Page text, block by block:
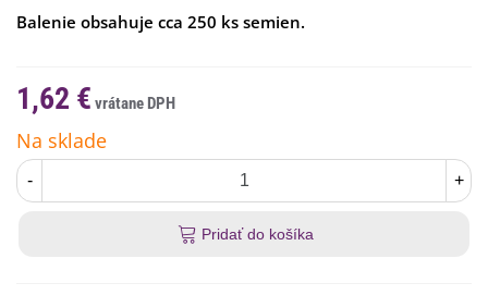
Balenie obsahuje cca 250 ks semien.
1,62 €
Na sklade
- +
Pridať do košíka